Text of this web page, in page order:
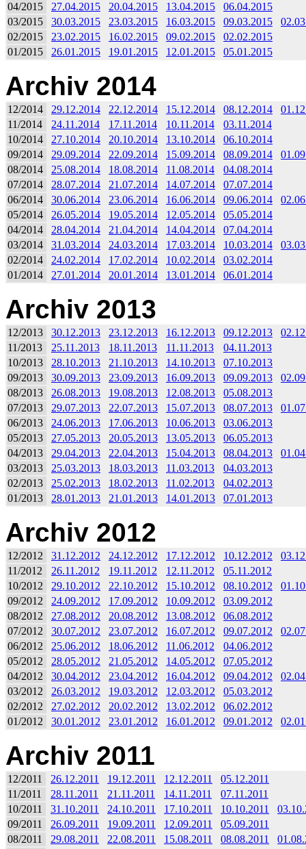
04/2015
27.04.2015 20.04.2015 13.04.2015
06.04.2015
03/2015
30.03.2015 23.03.2015 16.03.2015 09.03.2015
02/2015
23.02.2015 16.02.2015 09.02.2015
02.02.2015
01/2015
26.01.2015 19.01.2015 12.01.2015 05.01.2015
Archiv 2014
12/2014 29.12.2014 22.12.2014 15.12.2014 08.12.2014
11/2014
24.11.2014 17.11.2014 10.11.2014
03.11.2014
10/2014
27.10.2014 20.10.2014 13.10.2014
06.10.2014
09/2014
29.09.2014 22.09.2014 15.09.2014 08.09.2014
08/2014
25.08.2014 18.08.2014 11.08.2014
04.08.2014
07/2014
28.07.2014 21.07.2014 14.07.2014
07.07.2014
06/2014
30.06.2014 23.06.2014 16.06.2014 09.06.2014
05/2014
26.05.2014 19.05.2014 12.05.2014
05.05.2014
04/2014
28.04.2014 21.04.2014 14.04.2014
07.04.2014
03/2014
31.03.2014 24.03.2014 17.03.2014 10.03.2014
02/2014
24.02.2014 17.02.2014 10.02.2014
03.02.2014
01/2014
27.01.2014 20.01.2014 13.01.2014 06.01.2014
Archiv 2013
12/2013 30.12.2013 23.12.2013 16.12.2013 09.12.2013
11/2013
25.11.2013 18.11.2013 11.11.2013
04.11.2013
10/2013
28.10.2013 21.10.2013 14.10.2013
07.10.2013
09/2013
30.09.2013 23.09.2013 16.09.2013 09.09.2013
08/2013
26.08.2013 19.08.2013 12.08.2013
05.08.2013
07/2013
29.07.2013 22.07.2013 15.07.2013 08.07.2013
06/2013
24.06.2013 17.06.2013 10.06.2013
03.06.2013
05/2013
27.05.2013 20.05.2013 13.05.2013
06.05.2013
04/2013
29.04.2013 22.04.2013 15.04.2013 08.04.2013
03/2013
25.03.2013 18.03.2013 11.03.2013
04.03.2013
02/2013
25.02.2013 18.02.2013 11.02.2013
04.02.2013
01/2013
28.01.2013 21.01.2013 14.01.2013 07.01.2013
Archiv 2012
12/2012 31.12.2012 24.12.2012 17.12.2012 10.12.2012
11/2012
26.11.2012 19.11.2012 12.11.2012
05.11.2012
10/2012
29.10.2012 22.10.2012 15.10.2012 08.10.2012
09/2012
24.09.2012 17.09.2012 10.09.2012
03.09.2012
08/2012
27.08.2012 20.08.2012 13.08.2012
06.08.2012
07/2012
30.07.2012 23.07.2012 16.07.2012 09.07.2012
06/2012
25.06.2012 18.06.2012 11.06.2012
04.06.2012
05/2012
28.05.2012 21.05.2012 14.05.2012
07.05.2012
04/2012
30.04.2012 23.04.2012 16.04.2012 09.04.2012
03/2012
26.03.2012 19.03.2012 12.03.2012
05.03.2012
02/2012
27.02.2012 20.02.2012 13.02.2012
06.02.2012
01/2012
30.01.2012 23.01.2012 16.01.2012 09.01.2012
Archiv 2011
12/2011 26.12.2011 19.12.2011 12.12.2011
05.12.2011
11/2011
28.11.2011 21.11.2011 14.11.2011
07.11.2011
10/2011
31.10.2011 24.10.2011 17.10.2011 10.10.2011
09/2011
26.09.2011 19.09.2011 12.09.2011
05.09.2011
08/2011
29.08.2011 22.08.2011 15.08.2011 08.08.2011